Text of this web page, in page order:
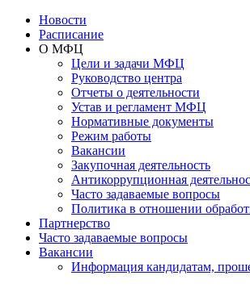
Новости
Расписание
О МФЦ
Цели и задачи МФЦ
Руководство центра
Отчеты о деятельности
Устав и регламент МФЦ
Нормативные документы
Режим работы
Вакансии
Закупочная деятельность
Антикоррупционная
Часто задаваемые вопросы
Политика в отношении
Партнерство
Часто задаваемые вопросы
Вакансии
Информация кандидатам,